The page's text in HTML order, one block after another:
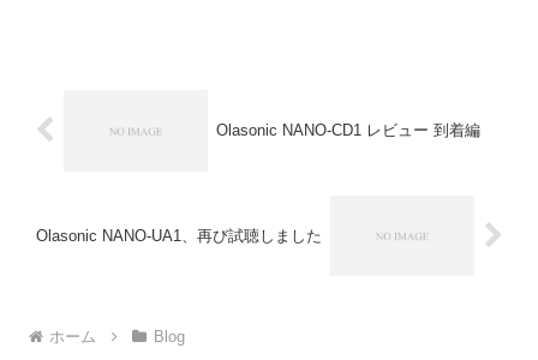
Olasonic NANO-CD1 レビュー 到着編
Olasonic NANO-UA1、再び試聴しました
ホーム Blog